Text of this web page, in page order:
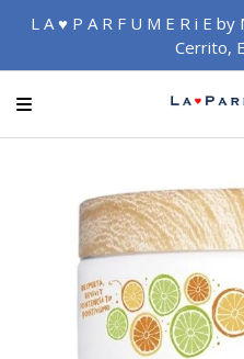
L A ♥ P A R F U M E R i E
Cerrito,